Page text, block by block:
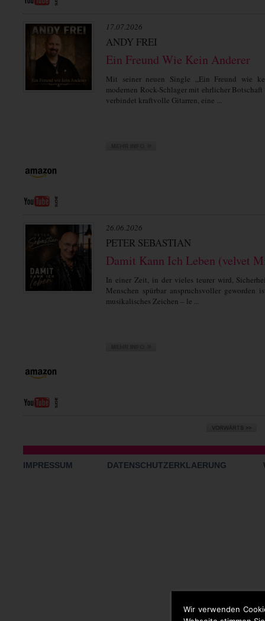
Wir verwenden
17.07.2026
ANDY FREI
Ein Freund Wie Kein Anderer
Mit seiner neuen Single „Ein Freund wie
modernen Rock-Schlager mit ehrlicher
verbindet kraftvolle Gitarren, eine ...
26.06.2026
PETER SEBASTIAN
Damit Kann Ich Leben (velvet
In einer Zeit, in der vieles teurer wird,
Menschen spürbar anspruchsvoller geworden
musikalisches Zeichen – le ...
IMPRESSUM DATENSCHUTZERKLAERUNG